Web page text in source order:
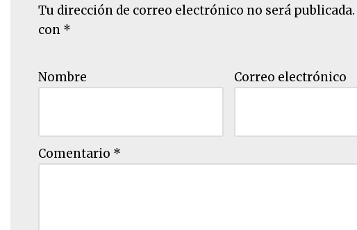
Tu dirección de correo electrónico no será publicada.
con *
Nombre Correo electrónico
Comentario *